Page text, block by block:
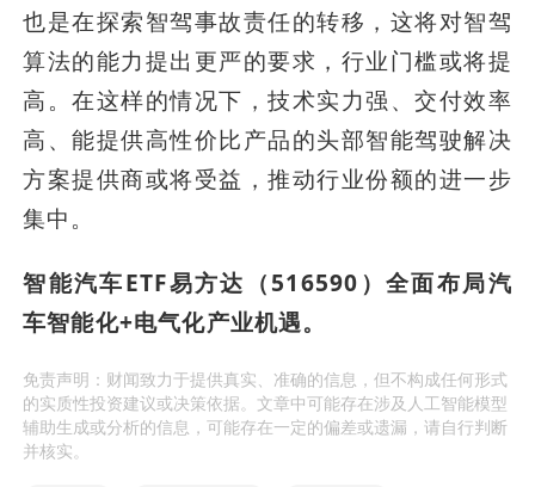
也是在探索智驾事故责任的转移，这将对智驾
算法的能力提出更严的要求，行业门槛或将提
高。在这样的情况下，技术实力强、交付效率
高、能提供高性价比产品的头部智能驾驶解决
方案提供商或将受益，推动行业份额的进一步
集中。
智能汽车ETF易方达（516590）全面布局汽
车智能化+电气化产业机遇。
免责声明：财闻致力于提供真实、准确的信息，但不构成任何形式
的实质性投资建议或决策依据。文章中可能存在涉及人工智能模型
辅助生成或分析的信息，可能存在一定的偏差或遗漏，请自行判断
并核实。